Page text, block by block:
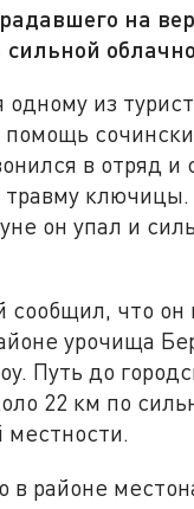
на
сильной
из
в отряд и
травму ключицы.
он упал и
сообщил, что он
урочища
Путь до
22 км по
местности.
в районе